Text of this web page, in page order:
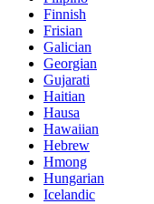
Finnish
Frisian
Galician
Georgian
Gujarati
Haitian
Hausa
Hawaiian
Hebrew
Hmong
Hungarian
Icelandic